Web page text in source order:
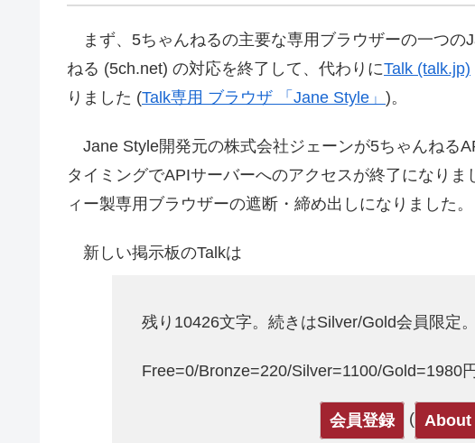
まず、5ちゃんねるの主要な専用ブラウザーの一つ
ねる (5ch.net) の対応を終了して、代わりにTalk (talk.jp)
りました (Talk専用 ブラウザ 「Jane Style」 )。
Jane Style開発元の株式会社ジェーンが5ちゃんねる
タイミングでAPIサーバーへのアクセスが終了になり
ィー製専用ブラウザーの遮断・締め出しになりました。
新しい掲示板のTalkは
残り10426文字。続きはSilver/Gold会員限定。
Free=0/Bronze=220/Silver=1100/Gold=1980円
会員登録 ( About